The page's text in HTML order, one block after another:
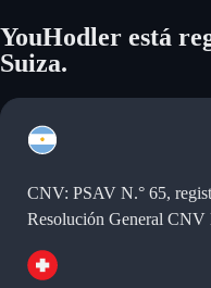
YouHodler está
Suiza.
CNV: PSAV N.° 65,
Resolución General CNV